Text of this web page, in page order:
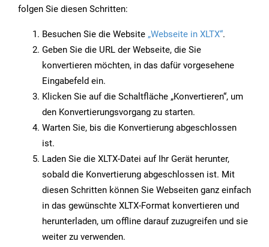
folgen Sie diesen Schritten:
Besuchen Sie die Website „Webseite in XLTX“.
Geben Sie die URL der Webseite, die Sie
konvertieren möchten, in das dafür vorgesehene
Eingabefeld ein.
Klicken Sie auf die Schaltfläche „Konvertieren“, um
den Konvertierungsvorgang zu starten.
Warten Sie, bis die Konvertierung abgeschlossen
ist.
Laden Sie die XLTX-Datei auf Ihr Gerät herunter,
sobald die Konvertierung abgeschlossen ist. Mit
diesen Schritten können Sie Webseiten ganz einfach
in das gewünschte XLTX-Format konvertieren und
herunterladen, um offline darauf zuzugreifen und sie
weiter zu verwenden.